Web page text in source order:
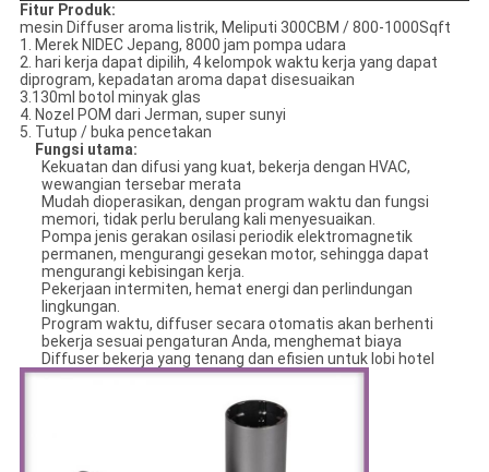
Fitur Produk:
mesin Diffuser aroma listrik, Meliputi 300CBM / 800-1000Sqft
1. Merek NIDEC Jepang, 8000 jam pompa udara
2. hari kerja dapat dipilih, 4 kelompok waktu kerja yang dapat
diprogram, kepadatan aroma dapat disesuaikan
3.130ml botol minyak glas
4. Nozel POM dari Jerman, super sunyi
5. Tutup / buka pencetakan
Fungsi utama:
Kekuatan dan difusi yang kuat, bekerja dengan HVAC,
wewangian tersebar merata
Mudah dioperasikan, dengan program waktu dan fungsi
memori, tidak perlu berulang kali menyesuaikan.
Pompa jenis gerakan osilasi periodik elektromagnetik
permanen, mengurangi gesekan motor, sehingga dapat
mengurangi kebisingan kerja.
Pekerjaan intermiten, hemat energi dan perlindungan
lingkungan.
Program waktu, diffuser secara otomatis akan berhenti
bekerja sesuai pengaturan Anda, menghemat biaya
Diffuser bekerja yang tenang dan efisien untuk lobi hotel